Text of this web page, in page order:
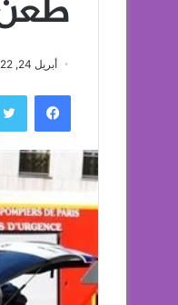
أبريل 24, 2022